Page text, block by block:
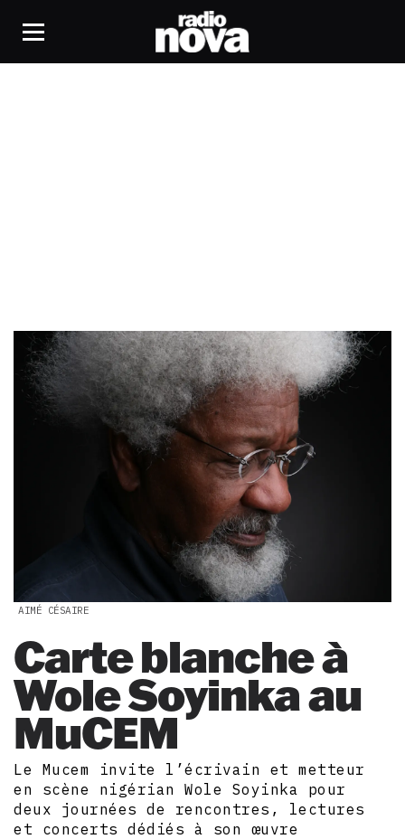
AIMÉ CÉSAIRE
Carte blanche à
Wole Soyinka au
MuCEM
Le Mucem invite l’écrivain et metteur
en scène nigérian Wole Soyinka pour
deux journées de rencontres, lectures
et concerts dédiés à son œuvre